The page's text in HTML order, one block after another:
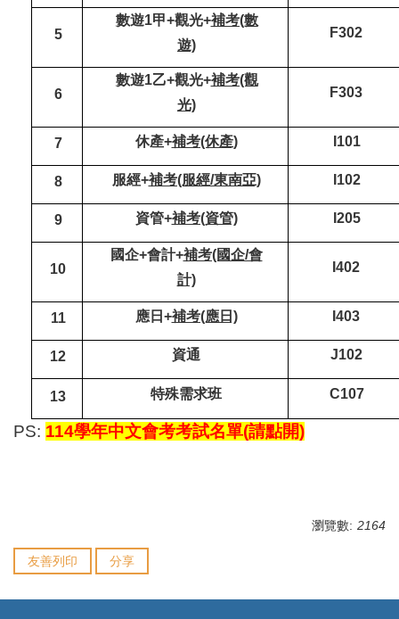
5
數遊1甲+觀光+補考(數
遊)
F302
6
數遊1乙+觀光+補考(觀
光)
F303
7 休產+補考(休產) I101
8 服經+補考(服經/東南亞) I102
9 資管+補考(資管) I205
10
國企+會計+補考(國企/會
計)
I402
11 應日+補考(應日) I403
12 資通 J102
13 特殊需求班 C107
PS: 114學年中文會考考試名單(請點開)
瀏覽數: 2164
友善列印 分享